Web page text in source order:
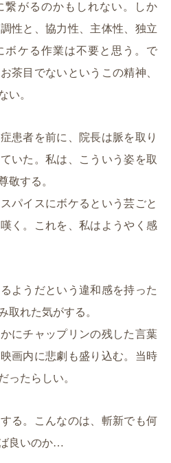
繋がるのかもしれない。しか
性と、協力性、主体性、独立
ボケる作業は不要と思う。で
茶目でないというこの精神、
い。
患者を前に、院長は脈を取り
いた。私は、こういう姿を取
敬する。
パイスにボケるという芸ごと
く。これを、私はようやく感
ようだという違和感を持った
取れた気がする。
にチャップリンの残した言葉
画内に悲劇も盛り込む。当時
ったらしい。
る。こんなのは、斬新でも何
良いのか…